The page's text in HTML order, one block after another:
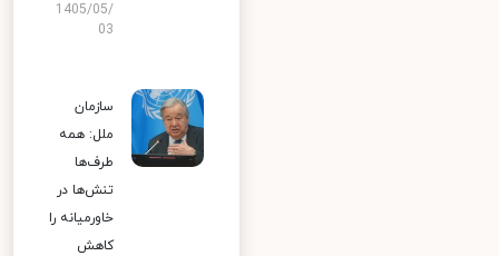
1405/05/
03
سازمان
ملل: همه
طرف‌ها
تنش‌ها در
خاورمیانه را
کاهش